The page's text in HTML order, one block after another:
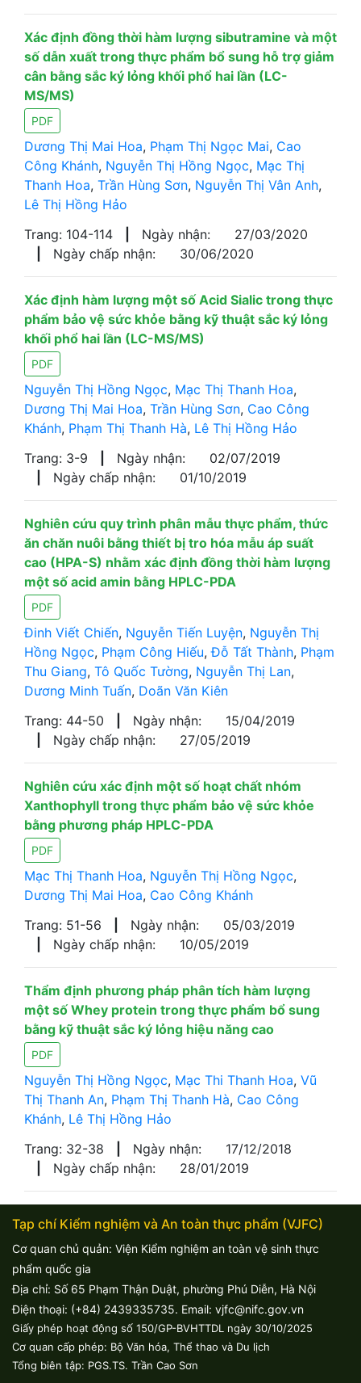
Xác định đồng thời hàm lượng sibutramine và một
số dẫn xuất trong thực phẩm bổ sung hỗ trợ giảm
cân bằng sắc ký lỏng khối phổ hai lần (LC-
MS/MS)
PDF
Dương Thị Mai Hoa, Phạm Thị Ngọc Mai, Cao
Công Khánh, Nguyễn Thị Hồng Ngọc, Mạc Thị
Thanh Hoa, Trần Hùng Sơn, Nguyễn Thị Vân Anh,
Lê Thị Hồng Hảo
Trang: 104-114
Ngày nhận:
27/03/2020
Ngày chấp nhận: 30/06/2020
Xác định hàm lượng một số Acid Sialic trong thực
phẩm bảo vệ sức khỏe bằng kỹ thuật sắc ký lỏng
khối phổ hai lần (LC-MS/MS)
PDF
Nguyễn Thị Hồng Ngọc, Mạc Thị Thanh Hoa,
Dương Thị Mai Hoa, Trần Hùng Sơn, Cao Công
Khánh, Phạm Thị Thanh Hà, Lê Thị Hồng Hảo
Trang: 3-9
Ngày nhận:
02/07/2019
Ngày chấp nhận: 01/10/2019
Nghiên cứu quy trình phân mẫu thực phẩm, thức
ăn chăn nuôi bằng thiết bị tro hóa mẫu áp suất
cao (HPA-S) nhằm xác định đồng thời hàm lượng
một số acid amin bằng HPLC-PDA
PDF
Đinh Viết Chiến, Nguyễn Tiến Luyện, Nguyễn Thị
Hồng Ngọc, Phạm Công Hiếu,Đỗ Tất Thành, Phạm
Thu Giang, Tô Quốc Tường, Nguyễn Thị Lan,
Dương Minh Tuấn, Doãn Văn Kiên
Trang: 44-50
Ngày nhận:
15/04/2019
Ngày chấp nhận: 27/05/2019
Nghiên cứu xác định một số hoạt chất nhóm
Xanthophyll trong thực phẩm bảo vệ sức khỏe
bằng phương pháp HPLC-PDA
PDF
Mạc Thị Thanh Hoa, Nguyễn Thị Hồng Ngọc,
Dương Thị Mai Hoa, Cao Công Khánh
Trang: 51-56
Ngày nhận:
05/03/2019
Ngày chấp nhận: 10/05/2019
Thẩm định phương pháp phân tích hàm lượng
một số Whey protein trong thực phẩm bổ sung
bằng kỹ thuật sắc ký lỏng hiệu năng cao
PDF
Nguyễn Thị Hồng Ngọc, Mạc Thi Thanh Hoa, Vũ
Thị Thanh An, Phạm Thị Thanh Hà, Cao Công
Khánh, Lê Thị Hồng Hảo
Trang: 32-38
Ngày nhận:
17/12/2018
Ngày chấp nhận: 28/01/2019
Tạp chí Kiểm nghiệm và An toàn thực phẩm (VJFC)
Cơ quan chủ quản: Viện Kiểm nghiệm an toàn vệ sinh thực
phẩm quốc gia
Địa chỉ: Số 65 Phạm Thận Duật, phường Phú Diễn, Hà Nội
Điện thoại: (+84) 2439335735. Email: vjfc@nifc.gov.vn
Giấy phép hoạt động số 150/GP-BVHTTDL ngày 30/10/2025
Cơ quan cấp phép: Bộ Văn hóa, Thể thao và Du lịch
Tổng biên tập: PGS.TS. Trần Cao Sơn